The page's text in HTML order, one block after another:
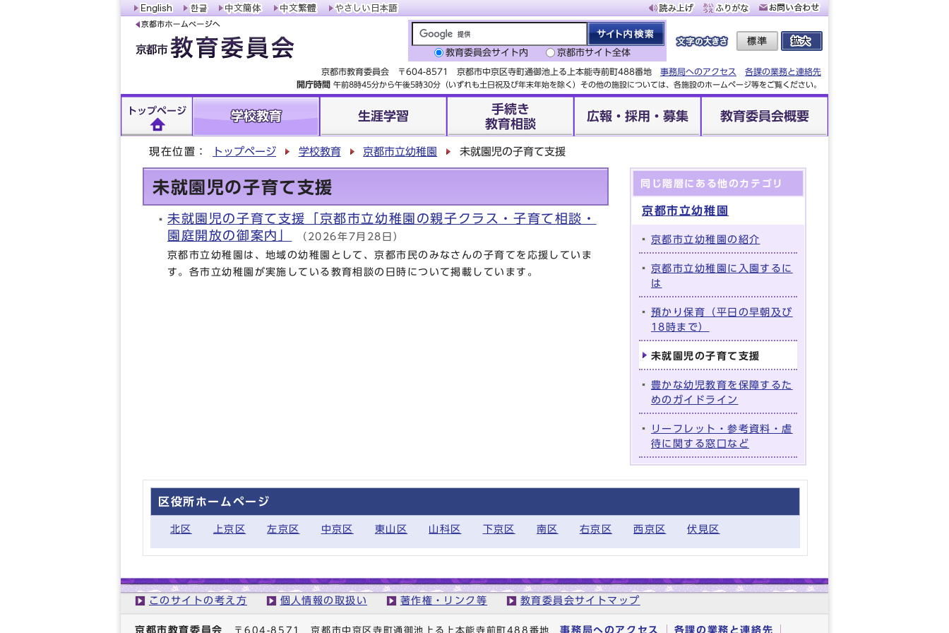
教育委員会サイト内 京都市サイト全体
京都市教育委員会 〒604-8571 京都市中京区寺町通御池上る上本能寺前町488番地 事務局へのアクセス
各課の業務と連絡先
開庁時間 午前8時45分から午後5時30分（いずれも土日祝及び年末年始を除く）その他の施設については、各施設のホームページ等をご覧ください。
トップページ 学校教育 生涯学習
手続き
教育相談
広報・採用・募集 教育委員会概要
現在位置： トップページ 学校教育 京都市立幼稚園 未就園児の子育て支援
未就園児の子育て支援
未就園児の子育て支援「京都市立幼稚園の親子クラス・子育て相談・
園庭開放の御案内」
（2026年7月28日）
京都市立幼稚園は、地域の幼稚園として、京都市民のみなさんの子育てを応援していま
す。各市立幼稚園が実施している教育相談の日時について掲載しています。
同じ階層にある他のカテゴリ
京都市立幼稚園
京都市立幼稚園の紹介
京都市立幼稚園に入園するに
は
預かり保育（平日の早朝及び
18時まで）
未就園児の子育て支援
豊かな幼児教育を保障するた
めのガイドライン
リーフレット・参考資料・虐
待に関する窓口など
区役所ホームページ
北区 上京区 左京区 中京区 東山区 山科区 下京区 南区 右京区 西京区 伏見区
このサイトの考え方 個人情報の取扱い 著作権・リンク等 教育委員会サイトマップ
京都市教育委員会 〒604-8571 京都市中京区寺町通御池上る上本能寺前町488番地事務局へのアクセス 各課の業務と連絡先